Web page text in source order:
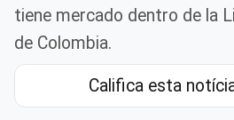
tiene mercado dentro de la
de Colombia.
Califica esta